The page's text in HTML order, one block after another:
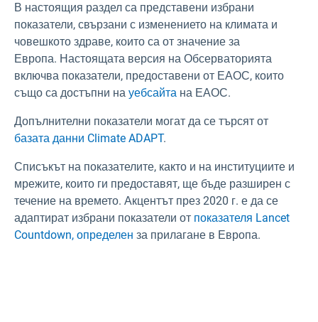
В настоящия раздел са представени избрани
показатели, свързани с изменението на климата и
човешкото здраве, които са от значение за
Европа. Настоящата версия на Обсерваторията
включва показатели, предоставени от ЕАОС, които
също са достъпни на уебсайта на ЕАОС.
Допълнителни показатели могат да се търсят от
базата данни Climate ADAPT.
Списъкът на показателите, както и на институциите и
мрежите, които ги предоставят, ще бъде разширен с
течение на времето. Акцентът през 2020 г. е да се
адаптират избрани показатели от показателя Lancet
Countdown, определен за прилагане в Европа.